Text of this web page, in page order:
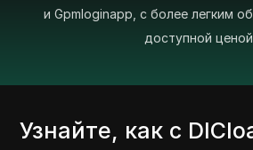
и Gpmloginapp, с более легким
доступной
Узнайте, как с